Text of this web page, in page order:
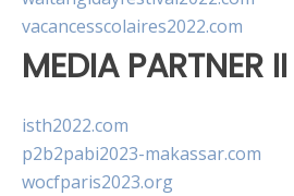
vacancesscolaires2022.com
MEDIA PARTNER II
isth2022.com
p2b2pabi2023-makassar.com
wocfparis2023.org